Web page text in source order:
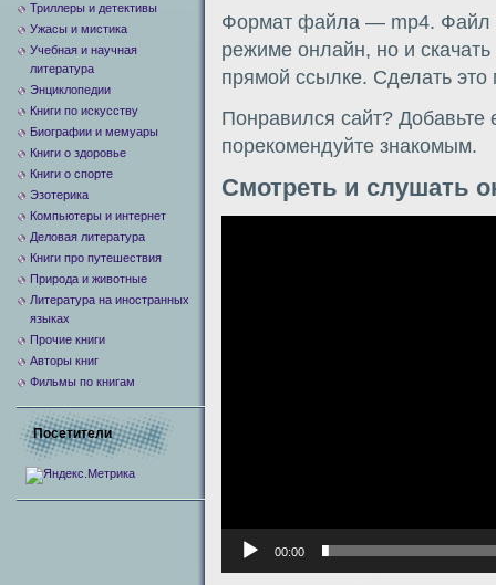
Формат файла — mp4. Файл
режиме онлайн, но и
прямой ссылке. Сделать
Понравился сайт? Добавьте
порекомендуйте знакомым.
Смотреть и слушать
00:00
Триллеры и детективы
Ужасы и мистика
Учебная и научная
литература
Энциклопедии
Книги по искусству
Биографии и мемуары
Книги о здоровье
Книги о спорте
Эзотерика
Компьютеры и интернет
Деловая литература
Книги про путешествия
Природа и животные
Литература на иностранных
языках
Прочие книги
Авторы книг
Фильмы по книгам
Посетители